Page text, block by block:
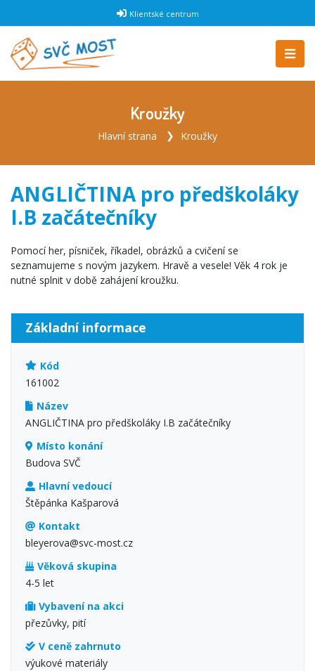
Klientské centrum
Kroužky
Hlavní strana Kroužky
ANGLIČTINA pro předškoláky
I.B začátečníky
Pomocí her, písniček, říkadel, obrázků a cvičení se
seznamujeme s novým jazykem. Hravě a vesele! Věk 4 rok je
nutné splnit v době zahájení kroužku.
Základní informace
Kód
161002
Název
ANGLIČTINA pro předškoláky I.B začátečníky
Místo konání
Budova SVČ
Hlavní vedoucí
Štěpánka Kašparová
Kontakt
bleyerova@svc-most.cz
Věková skupina
4-5 let
Vybavení na akci
přezůvky, pití
V ceně zahrnuto
výukové materiály